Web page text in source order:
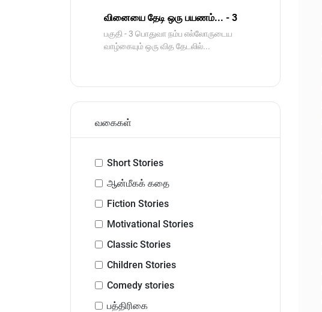
வினையை தேடி ஒரு பயணம்... - 3
பகுதி - 3 பொதுவா நம்ப எல்லோருடைய
வாழ்கையும் ஒரு வித தேடலில்...
வகைகள்
Short Stories
ஆன்மீகக் கதை
Fiction Stories
Motivational Stories
Classic Stories
Children Stories
Comedy stories
பத்திரிகை